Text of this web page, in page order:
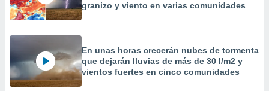
granizo y viento en varias comunidades
En unas horas crecerán nubes de tormenta
que dejarán lluvias de más de 30 l/m2 y
vientos fuertes en cinco comunidades